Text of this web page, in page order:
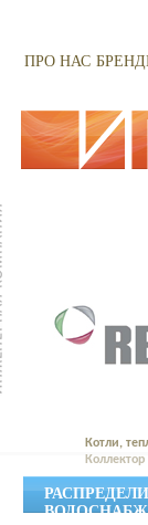
ПРО НАС
Котли,